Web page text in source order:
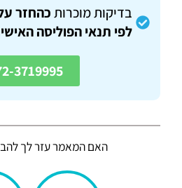
בדיקות מוכרותכהחזר
לפי תנאי הפוליסה
3719995
האם המאמר עזר לך